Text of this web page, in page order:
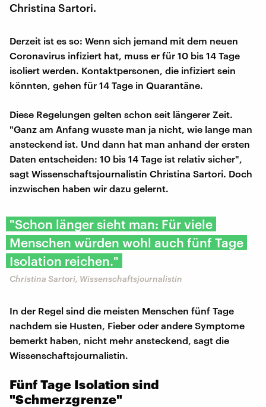
Christina Sartori.
Derzeit ist es so: Wenn sich jemand mit dem neuen
Coronavirus infiziert hat, muss er für 10 bis 14 Tage
isoliert werden. Kontaktpersonen, die infiziert sein
könnten, gehen für 14 Tage in Quarantäne.
Diese Regelungen gelten schon seit längerer Zeit.
"Ganz am Anfang wusste man ja nicht, wie lange man
ansteckend ist. Und dann hat man anhand der ersten
Daten entscheiden: 10 bis 14 Tage ist relativ sicher",
sagt Wissenschaftsjournalistin Christina Sartori. Doch
inzwischen haben wir dazu gelernt.
"Schon länger sieht man: Für viele
Menschen würden wohl auch fünf Tage
Isolation reichen."
Christina Sartori, Wissenschaftsjournalistin
In der Regel sind die meisten Menschen fünf Tage
nachdem sie Husten, Fieber oder andere Symptome
bemerkt haben, nicht mehr ansteckend, sagt die
Wissenschaftsjournalistin.
Fünf Tage Isolation sind
"Schmerzgrenze"